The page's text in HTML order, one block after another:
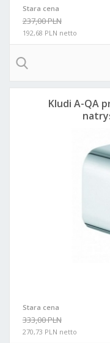
Stara cena
237,00 PLN
192,68 PLN netto
Stara cena
333,00 PLN
270,73 PLN netto
Kludi A-QA